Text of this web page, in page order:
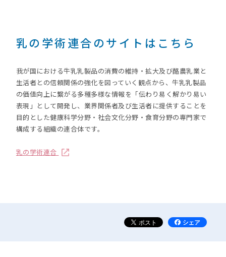
乳の学術連合のサイトはこちら
我が国における牛乳乳製品の消費の維持・拡大及び酪農乳業と
生活者との信頼関係の強化を図っていく観点から、牛乳乳製品
の価値向上に繋がる多種多様な情報を「伝わり易く解かり易い
表現」として開発し、業界関係者及び生活者に提供することを
目的とした健康科学分野・社会文化分野・食育分野の専門家で
構成する組織の連合体です。
乳の学術連合